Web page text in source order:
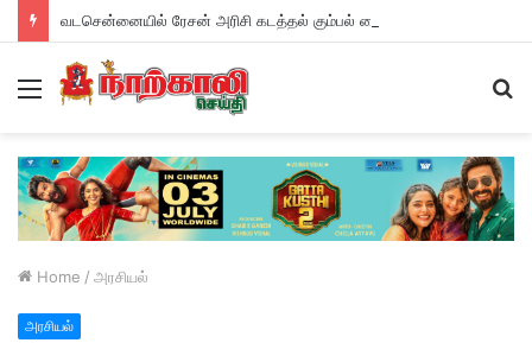
Menu
Home / அரசியல்
அரசியல்